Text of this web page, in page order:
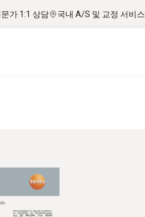
가 1:1 상담 국내 A/S 및 교정 서비스